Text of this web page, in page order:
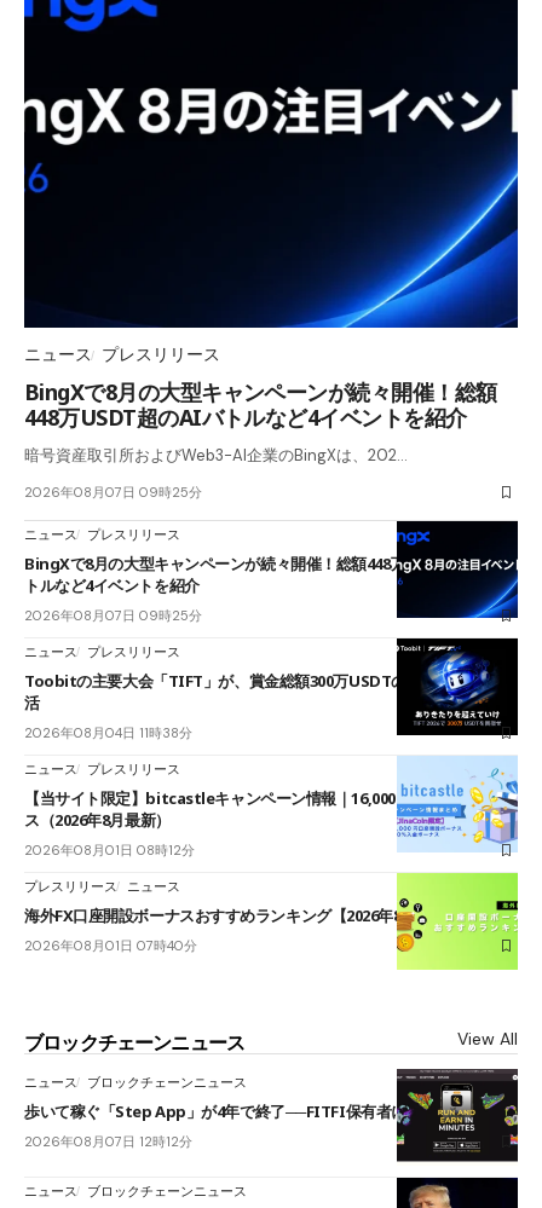
ニュース プレスリリース
BingXで8月の大型キャンペーンが続々開催！総額
448万USDT超のAIバトルなど4イベントを紹介
暗号資産取引所およびWeb3-AI企業のBingXは、202…
2026年08月07日 09時25分
ニュース プレスリリース
BingXで8月の大型キャンペーンが続々開催！総額448万USDT超のAIバ
トルなど4イベントを紹介
2026年08月07日 09時25分
ニュース プレスリリース
Toobitの主要大会「TIFT」が、賞金総額300万USDTのレースとして復
活
2026年08月04日 11時38分
ニュース プレスリリース
【当サイト限定】bitcastleキャンペーン情報｜16,000円口座開設ボーナ
ス（2026年8月最新）
2026年08月01日 08時12分
プレスリリース ニュース
海外FX口座開設ボーナスおすすめランキング【2026年8月最新】
2026年08月01日 07時40分
ブロックチェーンニュース View All
ニュース ブロックチェーンニュース
歩いて稼ぐ「Step App」が4年で終了──FITFI保有者に対応呼びかけ
2026年08月07日 12時12分
ニュース ブロックチェーンニュース